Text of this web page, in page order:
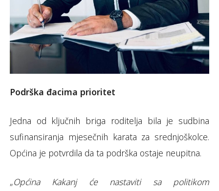
Podrška đacima prioritet
Jedna od ključnih briga roditelja bila je sudbina
sufinansiranja mjesečnih karata za srednjoškolce.
Općina je potvrdila da ta podrška ostaje neupitna.
„Općina Kakanj će nastaviti sa politikom